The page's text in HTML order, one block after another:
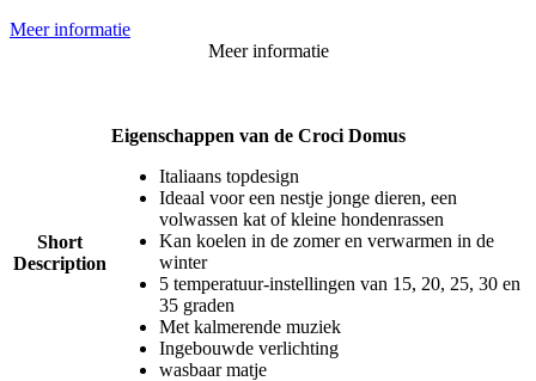
Meer informatie
Meer informatie
Short
Description
Eigenschappen van de Croci Domus
Italiaans topdesign
Ideaal voor een nestje jonge dieren, een
volwassen kat of kleine hondenrassen
Kan koelen in de zomer en verwarmen in de
winter
5 temperatuur-instellingen van 15, 20, 25, 30 en
35 graden
Met kalmerende muziek
Ingebouwde verlichting
wasbaar matje